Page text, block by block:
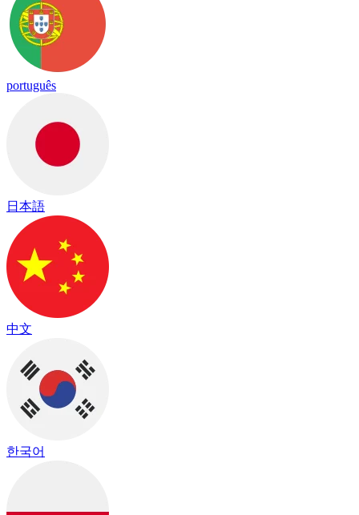
português
日本語
中文
한국어